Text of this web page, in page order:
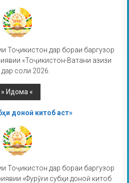
Тоҷикистон дар бораи баргузор
«Тоҷикистон-Ватани азизи
соли 2026.
доноӣ китоб аст»
Тоҷикистон дар бораи баргузор
«Фурӯғи субҳи доноӣ китоб